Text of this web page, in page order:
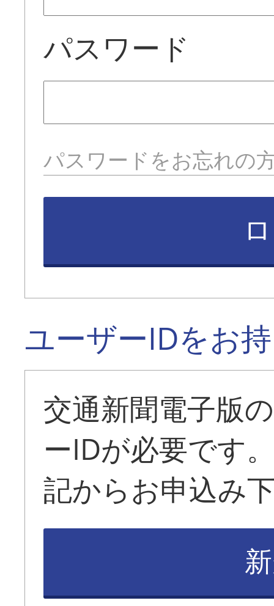
パスワード
パスワードをお忘れの
ユーザーIDをお
交通新聞電子版
ーIDが必要です
記からお申込み